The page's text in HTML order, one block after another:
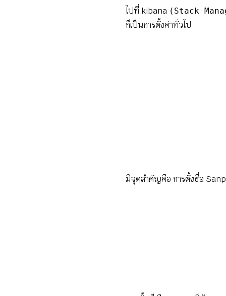
ไปที่ kibana (Stack
ก็เป็นการตั้งค่าทั่วไป
มีจุดสำคัญคือ การตั้งชื่อ